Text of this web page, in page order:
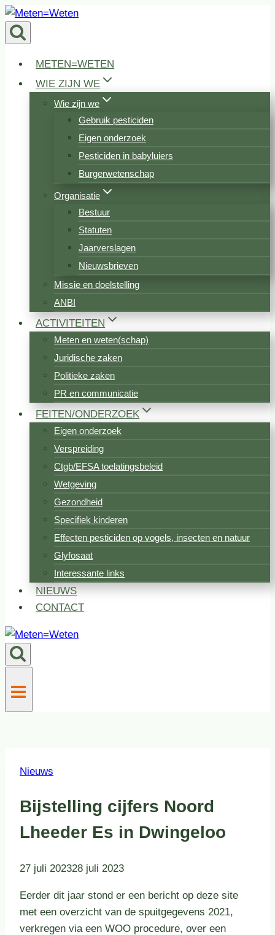
Doorgaan
naar
inhoud
METEN=WETEN
WIE ZIJN WE
Wie zijn we
Gebruik pesticiden
Eigen onderzoek
Pesticiden in babyluiers
Burgerwetenschap
Organisatie
Bestuur
Statuten
Jaarverslagen
Nieuwsbrieven
Missie en doelstelling
ANBI
ACTIVITEITEN
Meten en weten(schap)
Juridische zaken
Politieke zaken
PR en communicatie
FEITEN/ONDERZOEK
Eigen onderzoek
Verspreiding
Ctgb/EFSA toelatingsbeleid
Wetgeving
Gezondheid
Specifiek kinderen
Effecten pesticiden op vogels, insecten en natuur
Glyfosaat
Interessante links
NIEUWS
CONTACT
Nieuws
Bijstelling cijfers Noord
Lheeder Es in Dwingeloo
27 juli 202328 juli 2023
Eerder dit jaar stond er een bericht op deze site
met een overzicht van de spuitgegevens 2021,
verkregen via een WOO procedure, over een